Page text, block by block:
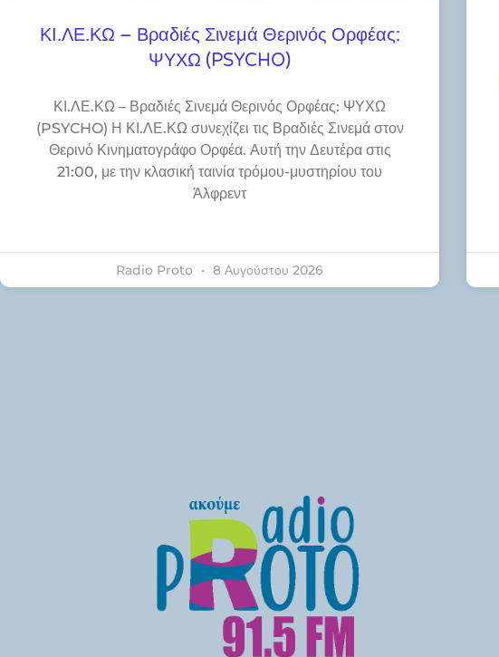
ΚΙ.ΛΕ.ΚΩ – Βραδιές Σινεμά Θερινός Ορφέας:
ΨΥΧΩ (PSYCHO)
ΚΙ.ΛΕ.ΚΩ – Βραδιές Σινεμά Θερινός Ορφέας: ΨΥΧΩ
(PSYCHO) Η ΚΙ.ΛΕ.ΚΩ συνεχίζει τις Βραδιές Σινεμά στον
Θερινό Κινηματογράφο Ορφέα. Αυτή την Δευτέρα στις
21:00, με την κλασική ταινία τρόμου-μυστηρίου του
Άλφρεντ
Radio Proto 8 Αυγούστου 2026